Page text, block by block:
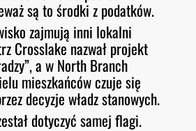
są to środki z podatków.
zajmują inni lokalni
Crosslake nazwał projekt
a w North Branch
mieszkańców czuje się
decyzje władz stanowych.
dotyczyć samej flagi.